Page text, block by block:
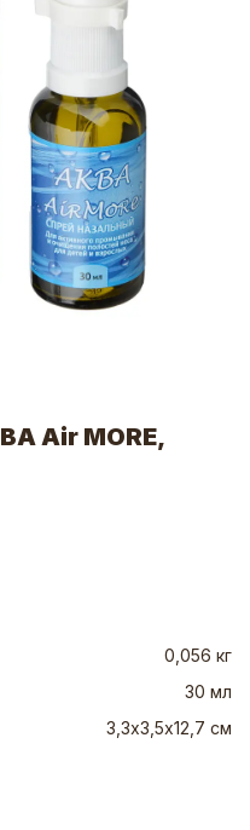
Air MORE,
0,056 кг
30 мл
3,3х3,5х12,7 см